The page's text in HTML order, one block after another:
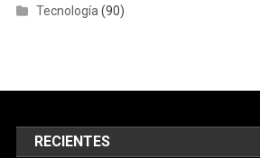
Tecnología (90)
RECIENTES